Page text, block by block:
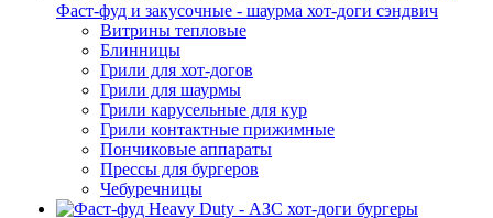
Фаст-фуд и закусочные - шаурма хот-доги сэндвич
Витрины тепловые
Блинницы
Грили для хот-догов
Грили для шаурмы
Грили карусельные для кур
Грили контактные прижимные
Пончиковые аппараты
Прессы для бургеров
Чебуречницы